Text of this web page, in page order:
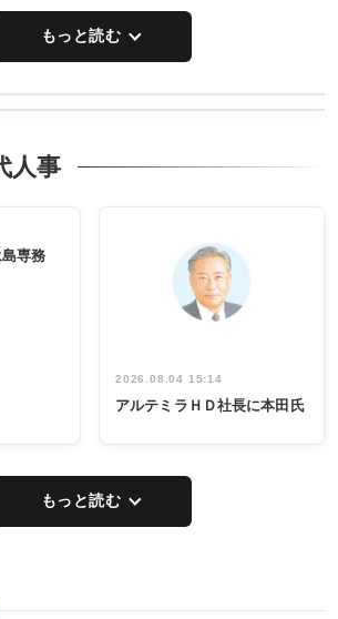
もっと読む
人事
専務
2026.08.04 15:14
アルテミラＨＤ社長に本田氏
もっと読む